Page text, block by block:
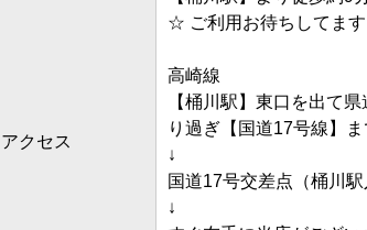
アクセス
☆ ご利用お待ちしてま
高崎線
【桶川駅】東口を出て
り過ぎ【国道17号線】ま
↓
国道17号交差点（桶川
↓